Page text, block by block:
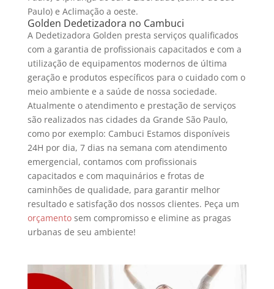
Paulo) e Aclimação a oeste.
Golden Dedetizadora no Cambuci
A Dedetizadora Golden presta serviços qualificados
com a garantia de profissionais capacitados e com a
utilização de equipamentos modernos de última
geração e produtos específicos para o cuidado com o
meio ambiente e a saúde de nossa sociedade.
Atualmente o atendimento e prestação de serviços
são realizados nas cidades da Grande São Paulo,
como por exemplo: Cambuci Estamos disponíveis
24H por dia, 7 dias na semana com atendimento
emergencial, contamos com profissionais
capacitados e com maquinários e frotas de
caminhões de qualidade, para garantir melhor
resultado e satisfação dos nossos clientes. Peça um
orçamento sem compromisso e elimine as pragas
urbanas de seu ambiente!